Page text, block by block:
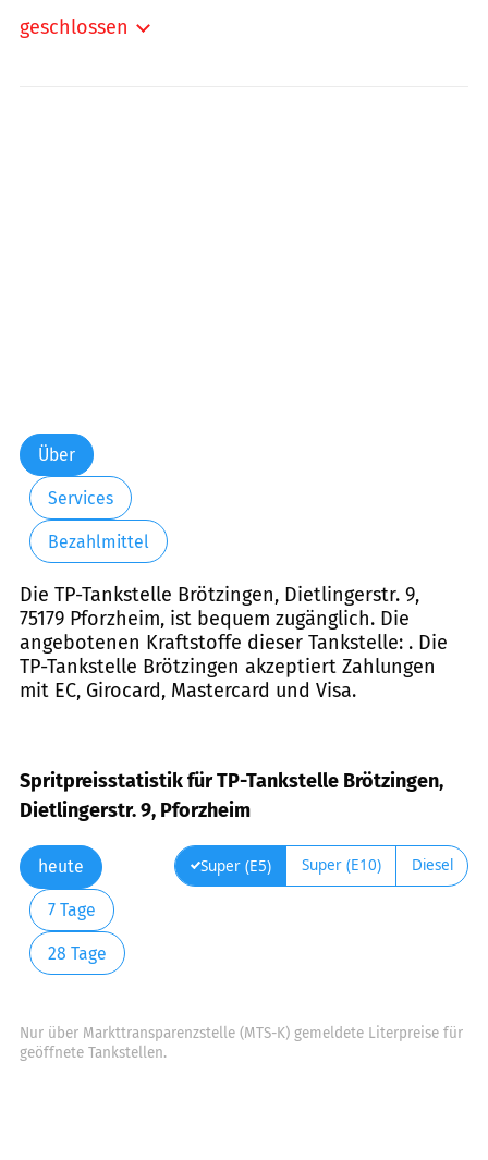
geschlossen
Über
Services
Bezahlmittel
Die TP-Tankstelle Brötzingen, Dietlingerstr. 9,
75179 Pforzheim, ist bequem zugänglich. Die
angebotenen Kraftstoffe dieser Tankstelle: . Die
TP-Tankstelle Brötzingen akzeptiert Zahlungen
mit EC, Girocard, Mastercard und Visa.
Spritpreisstatistik für TP-Tankstelle Brötzingen,
Dietlingerstr. 9, Pforzheim
heute
7 Tage
28 Tage
Super (E5) Super (E10) Diesel
Nur über Markttransparenzstelle (MTS-K) gemeldete Literpreise für
geöffnete Tankstellen.